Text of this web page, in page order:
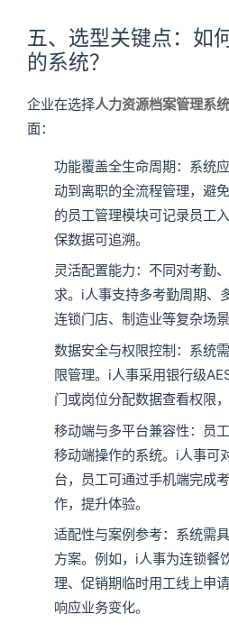
五、选型关键点：如
的系统？
企业在选择人力资源档案管理系统
面：
功能覆盖全生命周期：系统
动到离职的全流程管理，避
的员工管理模块可记录员工
保数据可追溯。
灵活配置能力：不同对考勤
求。i人事支持多考勤周期、
连锁门店、制造业等复杂场景
数据安全与权限控制：系统
限管理。i人事采用银行级
门或岗位分配数据查看权限
移动端与多平台兼容性：员
移动端操作的系统。i人事可
台，员工可通过手机端完成
作，提升体验。
适配性与案例参考：系统需
方案。例如，i人事为连锁餐
理、促销期临时用工线上申
响应业务变化。